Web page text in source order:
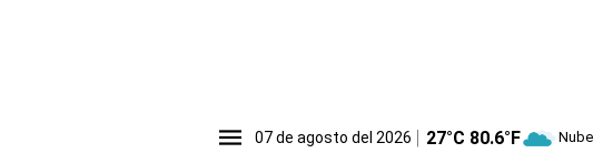
07 de agosto del 2026 27°C 80.6°F